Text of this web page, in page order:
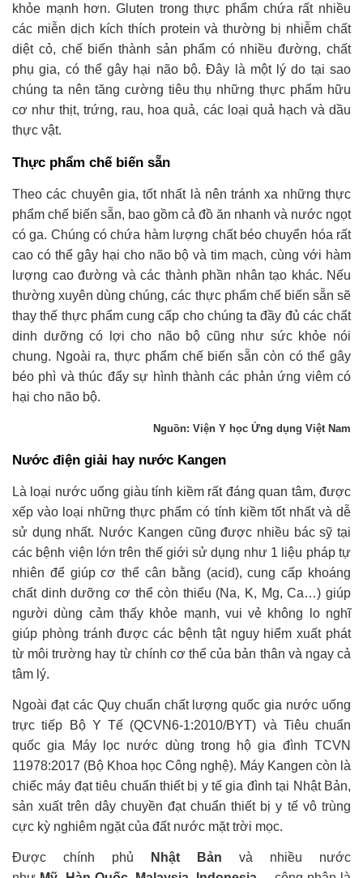
khỏe mạnh hơn. Gluten trong thực phẩm chứa rất nhiều
các miễn dịch kích thích protein và thường bị nhiễm chất
diệt cỏ, chế biến thành sản phẩm có nhiều đường, chất
phụ gia, có thể gây hại não bộ. Đây là một lý do tại sao
chúng ta nên tăng cường tiêu thụ những thực phẩm hữu
cơ như thịt, trứng, rau, hoa quả, các loại quả hạch và dầu
thực vật.
Thực phẩm chế biến sẵn
Theo các chuyên gia, tốt nhất là nên tránh xa những thực
phẩm chế biến sẵn, bao gồm cả đồ ăn nhanh và nước ngọt
có ga. Chúng có chứa hàm lượng chất béo chuyển hóa rất
cao có thể gây hại cho não bộ và tim mạch, cùng với hàm
lượng cao đường và các thành phần nhân tạo khác. Nếu
thường xuyên dùng chúng, các thực phẩm chế biến sẵn sẽ
thay thế thực phẩm cung cấp cho chúng ta đầy đủ các chất
dinh dưỡng có lợi cho não bộ cũng như sức khỏe nói
chung. Ngoài ra, thực phẩm chế biến sẵn còn có thể gây
béo phì và thúc đẩy sự hình thành các phản ứng viêm có
hại cho não bộ.
Nguồn: Viện Y học Ứng dụng Việt Nam
Nước điện giải hay nước Kangen
Là loại nước uống giàu tính kiềm rất đáng quan tâm, được
xếp vào loại những thực phẩm có tính kiềm tốt nhất và dễ
sử dụng nhất. Nước Kangen cũng được nhiều bác sỹ tại
các bệnh viện lớn trên thế giới sử dụng như 1 liệu pháp tự
nhiên để giúp cơ thể cân bằng (acid), cung cấp khoáng
chất dinh dưỡng cơ thể còn thiếu (Na, K, Mg, Ca…) giúp
người dùng cảm thấy khỏe mạnh, vui vẻ không lo nghĩ
giúp phòng tránh được các bệnh tật nguy hiểm xuất phát
từ môi trường hay từ chính cơ thể của bản thân và ngay cả
tâm lý.
Ngoài đạt các Quy chuẩn chất lượng quốc gia nước uống
trực tiếp Bộ Y Tế (QCVN6-1:2010/BYT) và Tiêu chuẩn
quốc gia Máy lọc nước dùng trong hộ gia đình TCVN
11978:2017 (Bộ Khoa học Công nghệ). Máy Kangen còn là
chiếc máy đạt tiêu chuẩn thiết bị y tế gia đình tại Nhật Bản,
sản xuất trên dây chuyền đạt chuẩn thiết bị y tế vô trùng
cực kỳ nghiêm ngặt của đất nước mặt trời mọc.
Được chính phủ Nhật Bản và nhiều nước